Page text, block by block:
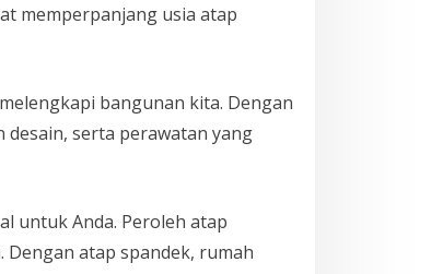
memperpanjang usia atap
bangunan kita. Dengan
desain, serta perawatan yang
untuk Anda. Peroleh atap
atap spandek, rumah